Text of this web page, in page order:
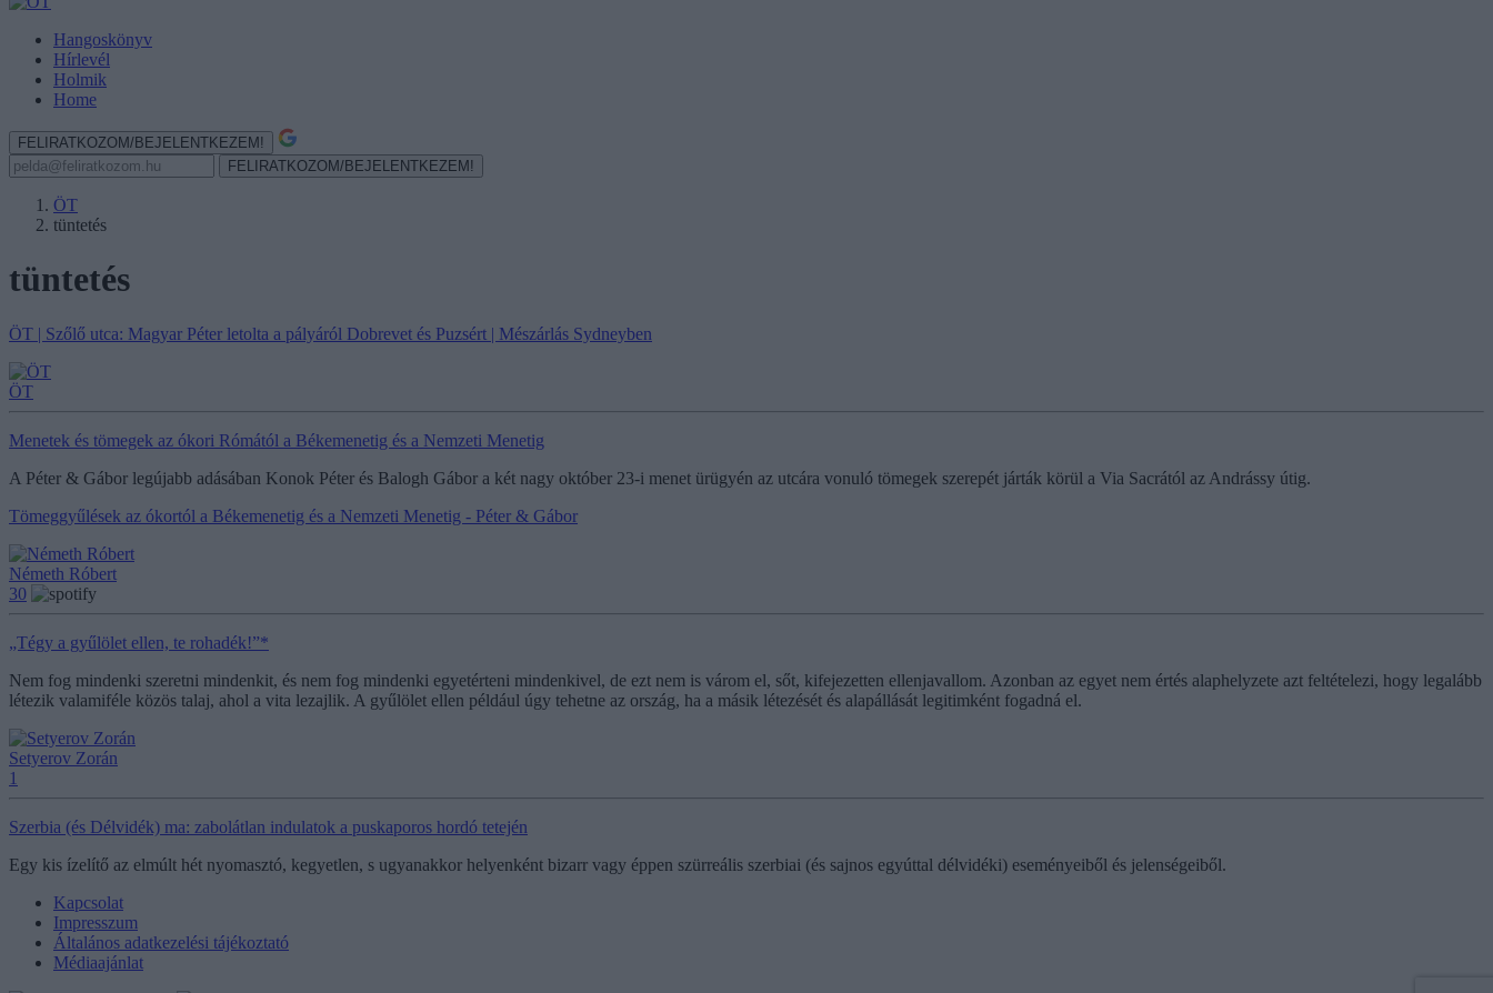
Hangoskönyv
Hírlevél
Holmik
Home
FELIRATKOZOM/BEJELENTKEZEM!
FELIRATKOZOM/BEJELENTKEZEM!
ÖT
tüntetés
tüntetés
ÖT | Szőlő utca: Magyar Péter letolta a pályáról Dobrevet és Puzsért | Mészárlás Sydneyben
ÖT
Menetek és tömegek az ókori Rómától a Békemenetig és a Nemzeti Menetig
A Péter & Gábor legújabb adásában Konok Péter és Balogh Gábor a két nagy október 23-i menet ürügyén az utcára vonuló tömegek szerepét járták körül a Via Sacrától az Andrássy útig.
Tömeggyűlések az ókortól a Békemenetig és a Nemzeti Menetig - Péter & Gábor
Németh Róbert
30
„Tégy a gyűlölet ellen, te rohadék!”*
Nem fog mindenki szeretni mindenkit, és nem fog mindenki egyetérteni mindenkivel, de ezt nem is várom el, sőt, kifejezetten ellenjavallom. Azonban az egyet nem értés alaphelyzete azt feltételezi, hogy legalább
létezik valamiféle közös talaj, ahol a vita lezajlik. A gyűlölet ellen például úgy tehetne az ország, ha a másik létezését és alapállását legitimként fogadná el.
Setyerov Zorán
1
Szerbia (és Délvidék) ma: zabolátlan indulatok a puskaporos hordó tetején
Egy kis ízelítő az elmúlt hét nyomasztó, kegyetlen, s ugyanakkor helyenként bizarr vagy éppen szürreális szerbiai (és sajnos egyúttal délvidéki) eseményeiből és jelenségeiből.
Kapcsolat
Impresszum
Általános adatkezelési tájékoztató
Médiaajánlat